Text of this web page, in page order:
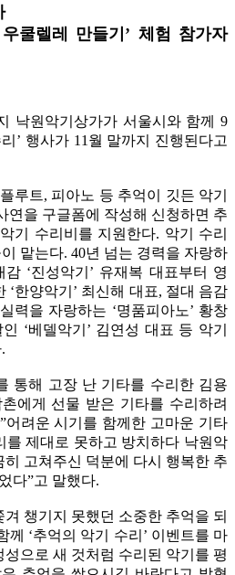
쿨렐레 만들기’ 체험 참가자
낙원악기상가가 서울시와 함께 9
’ 행사가 11월 말까지 진행된다고
루트, 피아노 등 추억이 깃든 악기
연을 구글폼에 작성해 신청하면 추
기 수리비를 지원한다. 악기 수리
맡는다. 40년 넘는 경력을 자랑하
‘진성악기’ 유재복 대표부터 영
‘한양악기’ 최신해 대표, 절대 음감
력을 자랑하는 ‘명품피아노’ 황창
‘베델악기’ 김연성 대표 등 악기
통해 고장 난 기타를 수리한 김용
에게 선물 받은 기타를 수리하려
어려운 시기를 함께한 고마운 기타
를 제대로 못하고 방치하다 낙원악
고쳐주신 덕분에 다시 행복한 추
다”고 말했다.
챙기지 못했던 소중한 추억을 되
께 ‘추억의 악기 수리’ 이벤트를 마
으로 새 것처럼 수리된 악기를 평